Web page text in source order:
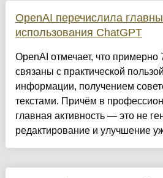
OpenAI перечислила
использования ChatGPT
OpenAI отмечает, что примерно
связаны с практической
информации, получением
текстами. Причём в
главная активность — это не
редактирование и улучшение